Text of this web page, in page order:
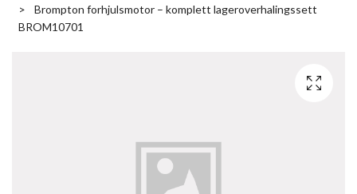
Brompton forhjulsmotor – komplett lageroverhalingssett
BROM10701